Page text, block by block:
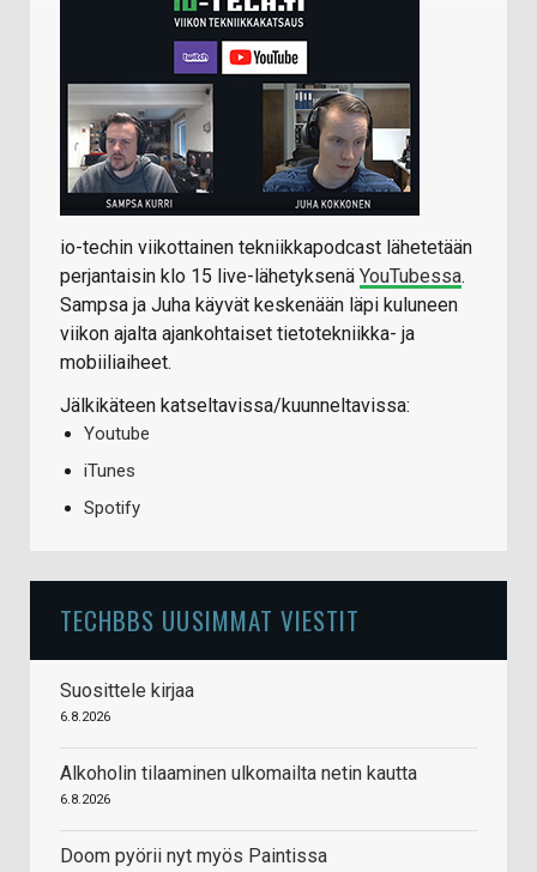
io-techin viikottainen tekniikkapodcast lähetetään
perjantaisin klo 15 live-lähetyksenä YouTubessa.
Sampsa ja Juha käyvät keskenään läpi kuluneen
viikon ajalta ajankohtaiset tietotekniikka- ja
mobiiliaiheet.
Jälkikäteen katseltavissa/kuunneltavissa:
Youtube
iTunes
Spotify
TECHBBS UUSIMMAT VIESTIT
Suosittele kirjaa
6.8.2026
Alkoholin tilaaminen ulkomailta netin kautta
6.8.2026
Doom pyörii nyt myös Paintissa